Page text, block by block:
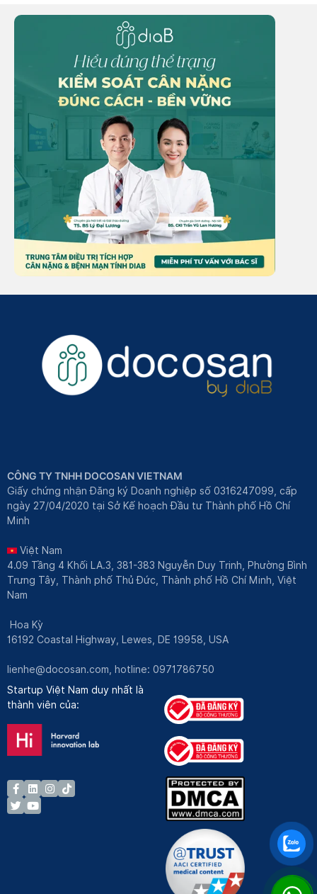
CÔNG TY TNHH DOCOSAN VIETNAM
Giấy chứng nhận Đăng ký Doanh nghiệp số 0316247099, cấp
ngày 27/04/2020 tại Sở Kế hoạch Đầu tư Thành phố Hồ Chí
Minh
Việt Nam
4.09 Tầng 4 Khối LA.3, 381-383 Nguyễn Duy Trinh, Phường Bình
Trưng Tây, Thành phố Thủ Đức, Thành phố Hồ Chí Minh, Việt
Nam
Hoa Kỳ
16192 Coastal Highway, Lewes, DE 19958, USA
lienhe@docosan.com , hotline: 0971786750
Startup Việt Nam duy nhất là
thành viên của: